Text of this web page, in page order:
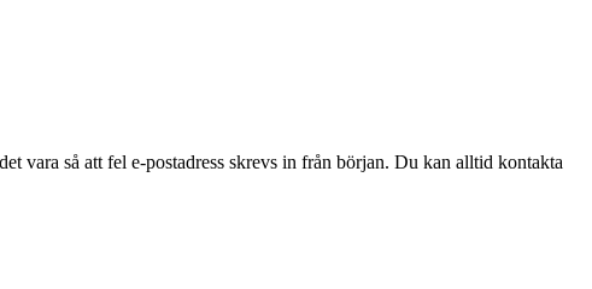
vara så att fel e-postadress skrevs in från början. Du kan alltid kontakta